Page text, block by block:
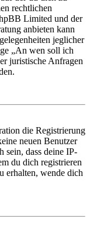
rechtlichen
Limited und der
anbieten kann
jeglicher
„An wen soll ich
juristische Anfragen
die Registrierung
neuen Benutzer
sein, dass deine IP-
du dich registrieren
erhalten, wende dich